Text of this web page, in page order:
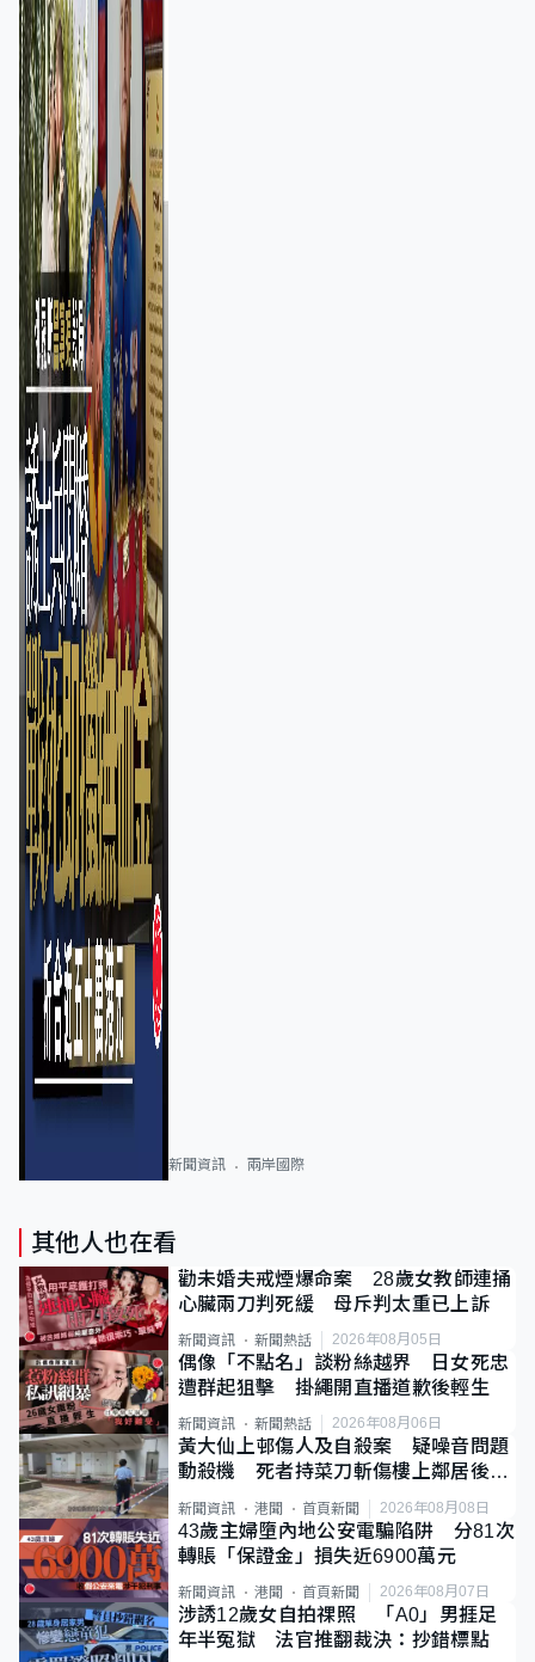
新聞資訊 兩岸國際
其他人也在看
勸未婚夫戒煙爆命案 28歲女教師連捅
心臟兩刀判死緩 母斥判太重已上訴
新聞資訊 新聞熱話 2026年08月05日
偶像「不點名」談粉絲越界 日女死忠
遭群起狙擊 掛繩開直播道歉後輕生
新聞資訊 新聞熱話 2026年08月06日
黃大仙上邨傷人及自殺案 疑噪音問題
動殺機 死者持菜刀斬傷樓上鄰居後墮
新聞資訊 港聞 首頁新聞 2026年08月08日
43歲主婦墮內地公安電騙陷阱 分81次
轉賬「保證金」損失近6900萬元
新聞資訊 港聞 首頁新聞 2026年08月07日
涉誘12歲女自拍祼照 「A0」男捱足
年半冤獄 法官推翻裁決：抄錯標點